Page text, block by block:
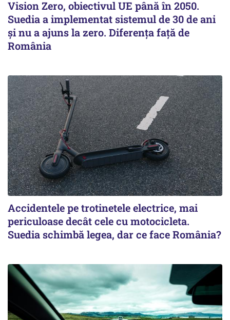
Vision Zero, obiectivul UE până în 2050.
Suedia a implementat sistemul de 30 de ani
şi nu a ajuns la zero. Diferenţa faţă de
România
Accidentele pe trotinetele electrice, mai
periculoase decât cele cu motocicleta.
Suedia schimbă legea, dar ce face România?